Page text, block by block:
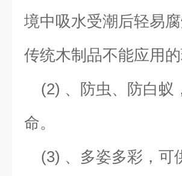
境中吸水受潮后轻易
传统木制品不能应用的
(2) 、防虫、防白蚁
命。
(3) 、多姿多彩，可